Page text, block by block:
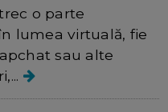
o parte
lumea virtuală, fie
sau alte